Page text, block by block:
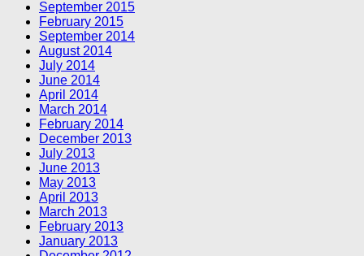
September 2015
February 2015
September 2014
August 2014
July 2014
June 2014
April 2014
March 2014
February 2014
December 2013
July 2013
June 2013
May 2013
April 2013
March 2013
February 2013
January 2013